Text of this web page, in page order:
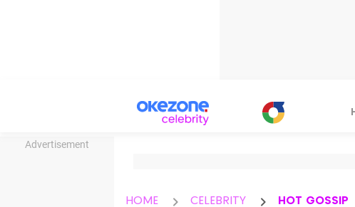
Advertisement
HOME CELEBRITY HOT GOSSIP